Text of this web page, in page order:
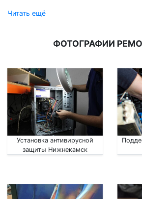
Читать ещё
ФОТОГРАФИИ
Установка антивирусной
защиты Нижнекамск